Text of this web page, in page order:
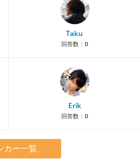
Taku
回答数： 0
Erik
回答数： 0
カー一覧